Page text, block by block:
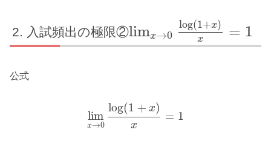
入試頻出の極限②limx→0
log(1+x)
x = 1
公式
lim
x→0
log(1 + x)
x
= 1